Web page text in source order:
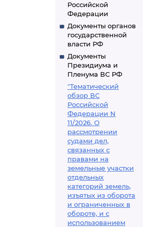
Российской
Федерации
Документы органов
государственной
власти РФ
Документы
Президиума и
Пленума ВС РФ
"Тематический
обзор ВС
Российской
Федерации N
11/2026. О
рассмотрении
судами дел,
связанных с
правами на
земельные участки
отдельных
категорий земель,
изъятых из оборота
и ограниченных в
обороте, и с
использованием